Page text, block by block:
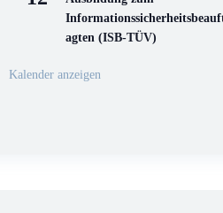
a
t
n
agten (ISB-TÜV)
Kalender anzeigen